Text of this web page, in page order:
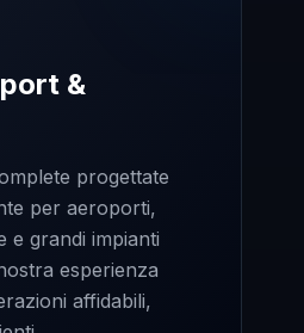
&
progettate
per aeroporti,
e grandi impianti
esperienza
affidabili,